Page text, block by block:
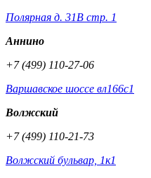
Полярная д. 31В стр. 1
Аннино
+7 (499) 110-27-06
Варшавское шоссе вл166с1
Волжский
+7 (499) 110-21-73
Волжский бульвар, 1к1